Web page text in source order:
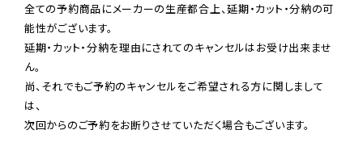
全ての予約商品にメーカーの生産都合上、延期・カット・分納の可
能性がございます。
延期・カット・分納を理由にされてのキャンセルはお受け出来ませ
ん。
尚、それでもご予約のキャンセルをご希望される方に関しまして
は、
次回からのご予約をお断りさせていただく場合もございます。